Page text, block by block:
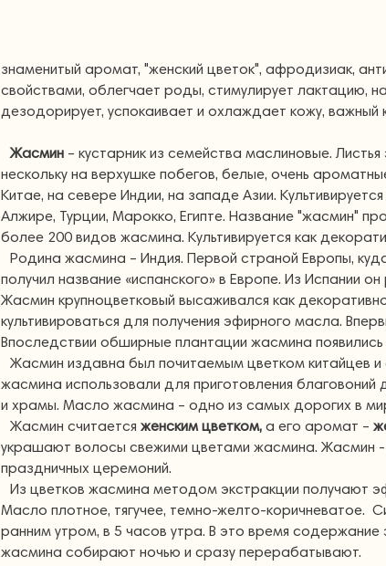
знаменитый аромат, "женский цветок", афродизиак,
свойствами, облегчает роды, стимулирует лактацию,
дезодорирует, успокаивает и охлаждает кожу, важный
Жасмин – кустарник из семейства маслиновые.
нескольку на верхушке побегов, белые, очень
Китае, на севере Индии, на западе Азии.
Алжире, Турции, Марокко, Египте. Название "жасмин"
более 200 видов жасмина. Культивируется как
Родина жасмина – Индия. Первой страной Европы,
получил название «испанского» в Европе. Из Испании
Жасмин крупноцветковый высаживался как
культивироваться для получения эфирного масла.
Впоследствии обширные плантации жасмина
Жасмин издавна был почитаемым цветком китайцев
жасмина использовали для приготовления
и храмы. Масло жасмина – одно из самых дорогих в
Жасмин считается женским цветком, а его аромат –
украшают волосы свежими цветами жасмина. Жасмин -
праздничных церемоний.
Из цветков жасмина методом экстракции получают
Масло плотное, тягучее, темно-желто-коричневатое.
ранним утром, в 5 часов утра. В это время
жасмина собирают ночью и сразу перерабатывают.